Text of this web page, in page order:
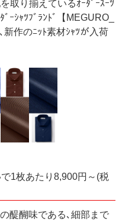
取り揃えているｵｰﾀﾞｰｽｰﾂ
ｰｼｬﾂﾌﾞﾗﾝﾄﾞ【MEGURO_
作のﾆｯﾄ素材ｼｬﾂが入荷
1枚あたり8,900円～(税
醍醐味である､細部まで